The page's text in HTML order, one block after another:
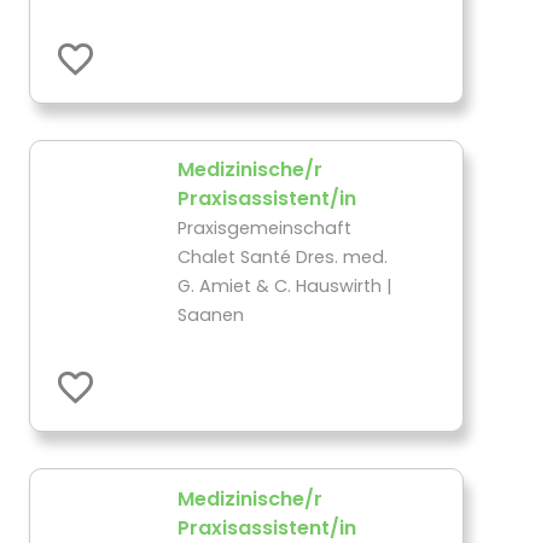
Medizinische/r
Praxisassistent/in
Praxisgemeinschaft
Chalet Santé Dres. med.
G. Amiet & C. Hauswirth |
Saanen
Medizinische/r
Praxisassistent/in